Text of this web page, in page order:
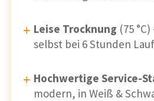
Leise Trocknung (75
selbst bei 6 Stunden
Hochwertige Service-
modern, in Weiß &